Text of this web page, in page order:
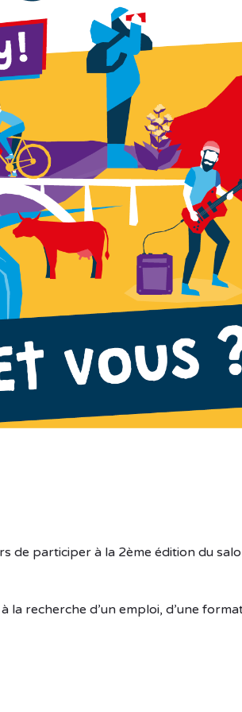
de participer à la 2ème édition du
la recherche d’un emploi, d’une